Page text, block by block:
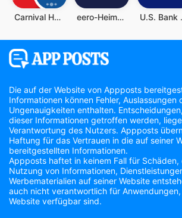
Carnival HUB eero-Heim-WLAN-System
Die auf der Website von Appposts
Informationen können Fehler, Auslassungen
Ungenauigkeiten enthalten.
dieser Informationen getroffen werden,
Verantwortung des Nutzers. Appposts
Haftung für das Vertrauen in die auf seiner
bereitgestellten Informationen.
Appposts haftet in keinem Fall für
Nutzung von Informationen,
Werbematerialien auf seiner Website
auch nicht verantwortlich für
Website verfügbar sind.